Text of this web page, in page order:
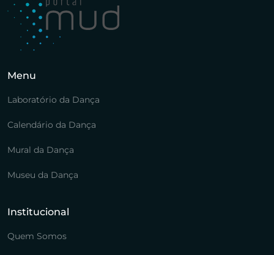
Menu
Laboratório da Dança
Calendário da Dança
Mural da Dança
Museu da Dança
Institucional
Quem Somos